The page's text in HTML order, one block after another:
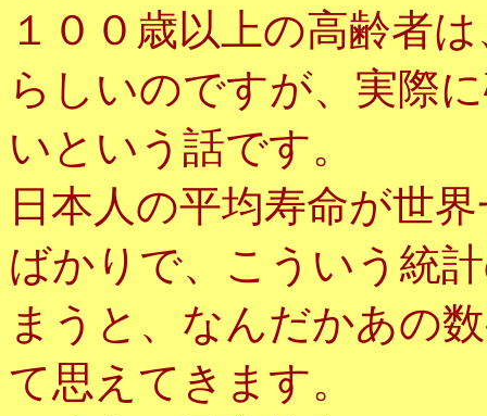
１００歳以上の高齢者
らしいのですが、実際
いという話です。
日本人の平均寿命が世
ばかりで、こういう統
まうと、なんだかあの
て思えてきます。